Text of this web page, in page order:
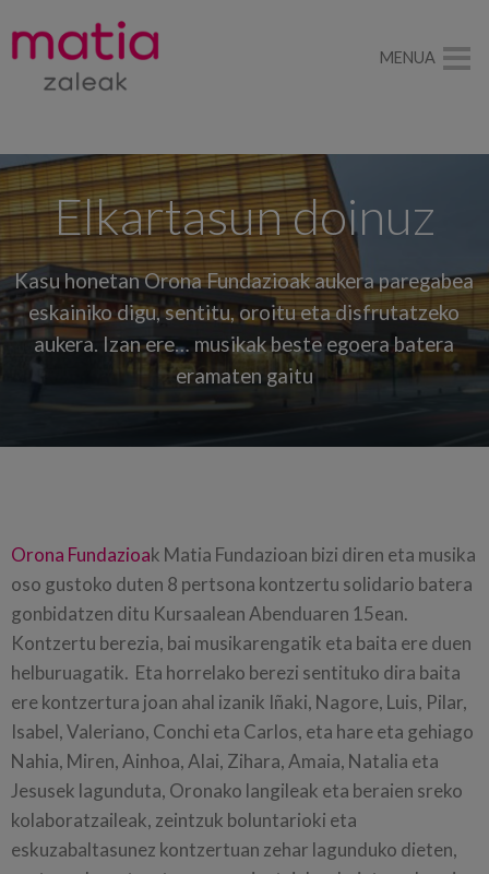
Elkartasun doinuz
Kasu honetan Orona Fundazioak aukera paregabea
eskainiko digu, sentitu, oroitu eta disfrutatzeko
aukera. Izan ere… musikak beste egoera batera
eramaten gaitu
Orona Fundazioak Matia Fundazioan bizi diren eta musika
oso gustoko duten 8 pertsona kontzertu solidario batera
gonbidatzen ditu Kursaalean Abenduaren 15ean.
Kontzertu berezia, bai musikarengatik eta baita ere duen
helburuagatik. Eta horrelako berezi sentituko dira baita
ere kontzertura joan ahal izanik Iñaki, Nagore, Luis, Pilar,
Isabel, Valeriano, Conchi eta Carlos, eta hare eta gehiago
Nahia, Miren, Ainhoa, Alai, Zihara, Amaia, Natalia eta
Jesusek lagunduta, Oronako langileak eta beraien sreko
kolaboratzaileak, zeintzuk boluntarioki eta
eskuzabaltasunez kontzertuan zehar lagunduko dieten,
MENUA